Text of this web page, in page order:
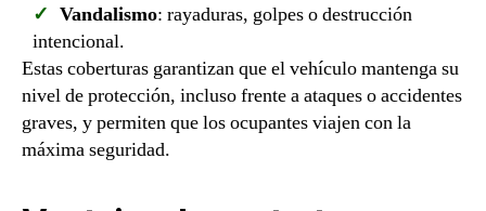
Vandalismo: rayaduras, golpes o destrucción
intencional.
Estas coberturas garantizan que el vehículo mantenga su
nivel de protección, incluso frente a ataques o accidentes
graves, y permiten que los ocupantes viajen con la
máxima seguridad.